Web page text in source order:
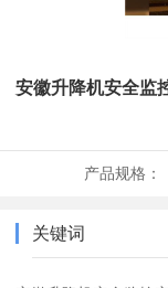
安徽升降机安全监
产品规格：
关键词